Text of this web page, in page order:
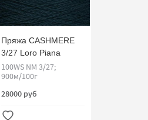
Пряжа CASHMERE
3/27 Loro Piana
100WS NM 3/27;
900м/100г
28000 руб